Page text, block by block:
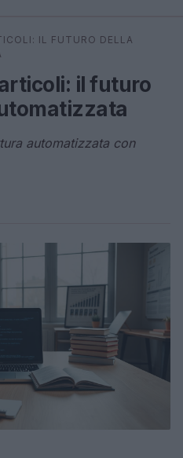
⌕
IL FUTURO DELLA
il futuro
automatizzata con